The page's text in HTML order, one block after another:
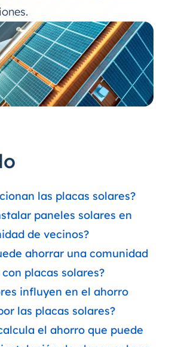
las placas solares?
paneles solares en
de vecinos?
ahorrar una comunidad
placas solares?
influyen en el ahorro
las placas solares?
el ahorro que puede